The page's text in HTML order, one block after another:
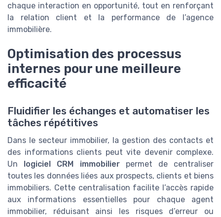
chaque interaction en opportunité, tout en renforçant
la relation client et la performance de l’agence
immobilière.
Optimisation des processus
internes pour une meilleure
efficacité
Fluidifier les échanges et automatiser les
tâches répétitives
Dans le secteur immobilier, la gestion des contacts et
des informations clients peut vite devenir complexe.
Un
logiciel CRM immobilierpermet de centraliser
toutes les données liées aux prospects, clients et biens
immobiliers. Cette centralisation facilite l’accès rapide
aux informations essentielles pour chaque agent
immobilier, réduisant ainsi les risques d’erreur ou